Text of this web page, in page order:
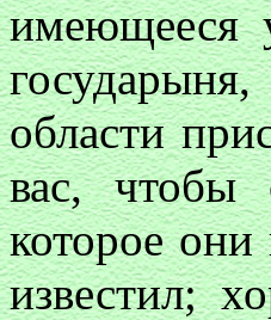
имеющееся
области
вас, чтобы
которое
известил;